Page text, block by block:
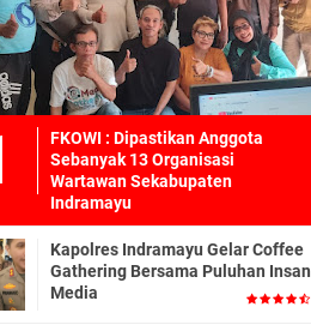
FKOWI : Dipastikan Anggota
Sebanyak 13 Organisasi
Wartawan Sekabupaten
Indramayu
Kapolres Indramayu Gelar Coffee
Gathering Bersama Puluhan Insan
Media